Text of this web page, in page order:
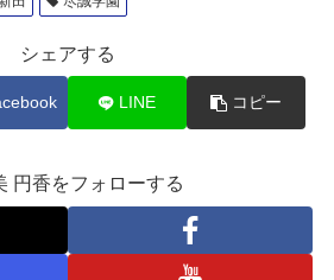
シェアする
LINE コピー
円香をフォローする